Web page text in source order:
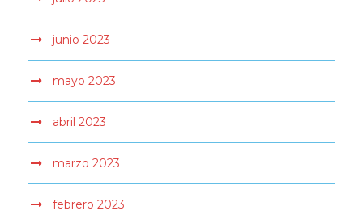
junio 2023
mayo 2023
abril 2023
marzo 2023
febrero 2023